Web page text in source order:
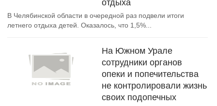
отдыха
В Челябинской области в очередной раз подвели итоги
летнего отдыха детей. Оказалось, что 1,5%...
На Южном Урале
сотрудники органов
опеки и попечительства
не контролировали жизнь
своих подопечных